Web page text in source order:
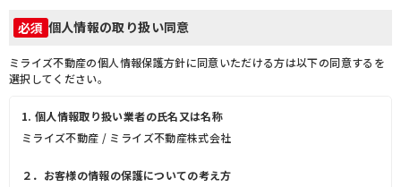
必須 個人情報の取り扱い同意
ミライズ不動産の個人情報保護方針に同意いただける方は以下の同意するを
選択してください。
1. 個人情報取り扱い業者の氏名又は名称
ミライズ不動産 / ミライズ不動産株式会社
２．お客様の情報の保護についての考え方